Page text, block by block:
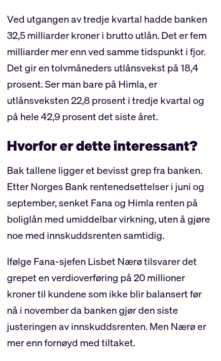
Ved utgangen av tredje kvartal hadde banken
32,5 milliarder kroner i brutto utlån. Det er fem
milliarder mer enn ved samme tidspunkt i fjor.
Det gir en tolvmåneders utlånsvekst på 18,4
prosent. Ser man bare på Himla, er
utlånsveksten 22,8 prosent i tredje kvartal og
på hele 42,9 prosent det siste året.
Hvorfor er dette interessant?
Bak tallene ligger et bevisst grep fra banken.
Etter Norges Bank rentenedsettelser i juni og
september, senket Fana og Himla renten på
boliglån med umiddelbar virkning, uten å gjøre
noe med innskuddsrenten samtidig.
Ifølge Fana-sjefen Lisbet Nærø tilsvarer det
grepet en verdioverføring på 20 millioner
kroner til kundene som ikke blir balansert før
nå i november da banken gjør den siste
justeringen av innskuddsrenten. Men Nærø er
mer enn fornøyd med tiltaket.